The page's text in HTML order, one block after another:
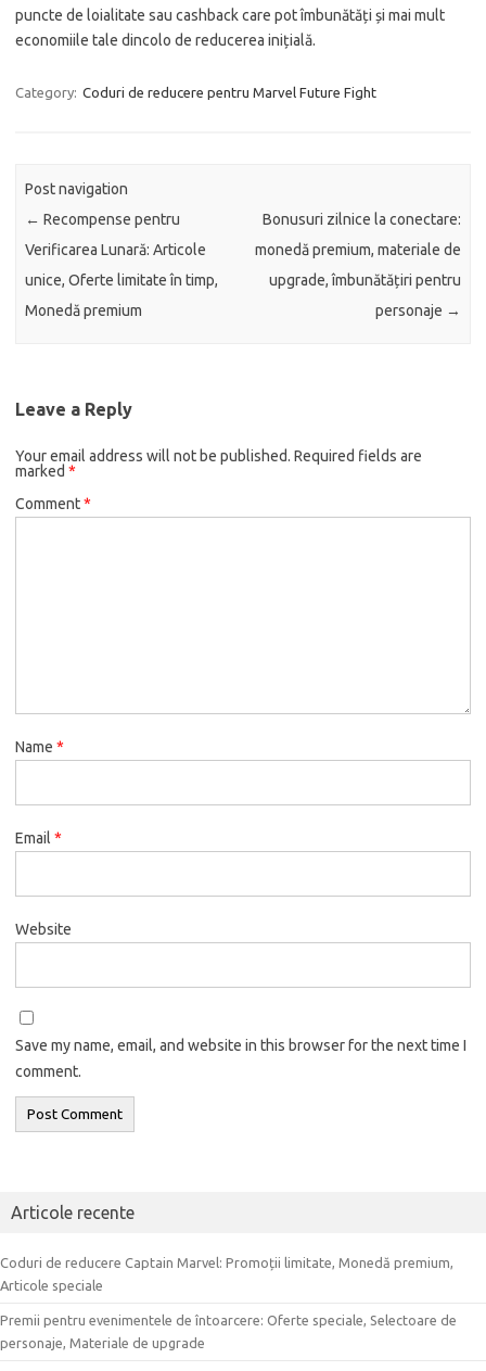
puncte de loialitate sau cashback care pot îmbunătăți și mai mult
economiile tale dincolo de reducerea inițială.
Category: Coduri de reducere pentru Marvel Future Fight
Post navigation
← Recompense pentru
Verificarea Lunară: Articole
unice, Oferte limitate în timp,
Monedă premium
Bonusuri zilnice la conectare:
monedă premium, materiale de
upgrade, îmbunătățiri pentru
personaje →
Leave a Reply
Your email address will not be published. Required fields are
marked *
Comment*
Name *
Email *
Website
Save my name, email, and website in this browser for the next time I
comment.
Articole recente
Coduri de reducere Captain Marvel: Promoții limitate, Monedă premium,
Articole speciale
Premii pentru evenimentele de întoarcere: Oferte speciale, Selectoare de
personaje, Materiale de upgrade